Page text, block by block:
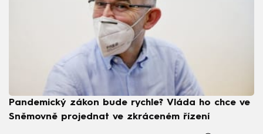
Pandemický zákon bude rychle? Vláda ho chce ve
Sněmovně projednat ve zkráceném řízení